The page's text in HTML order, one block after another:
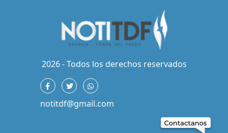
2026 - Todos los derechos reservados
notitdf@gmail.com